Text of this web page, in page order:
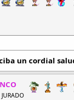
un cordial